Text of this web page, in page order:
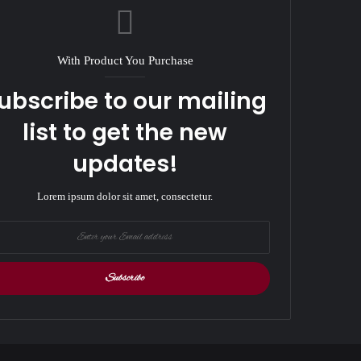
With Product You Purchase
to our mailing
list to get the new
updates!
Lorem ipsum dolor sit amet, consectetur.